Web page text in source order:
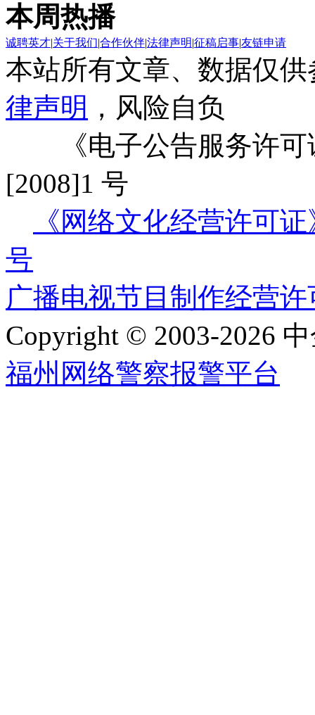
本周热播
诚聘英才|关于我们|合作伙伴|法律声明|征稿启事|友链申请
本站所有文章、数据仅
律声明 ，风险自负
《电子公告服务许可
[2008]1 号
《网络文化经营许可
号
广播电视节目制作经营
Copyright © 2003-2026
福州网络警察报警平台